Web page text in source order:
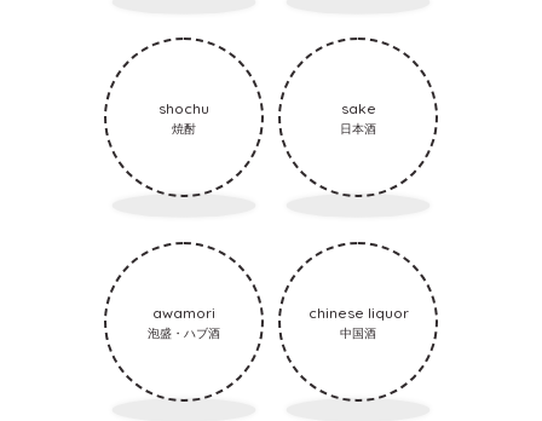
shochu
焼酎
sake
日本酒
awamori
泡盛・ハブ酒
chinese liquor
中国酒